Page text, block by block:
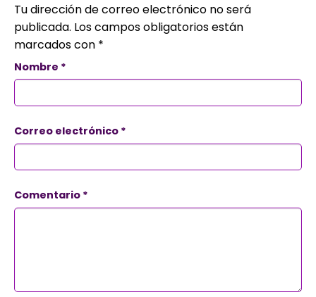
Tu dirección de correo electrónico no será
publicada. Los campos obligatorios están
marcados con *
Nombre *
Correo electrónico *
Comentario *